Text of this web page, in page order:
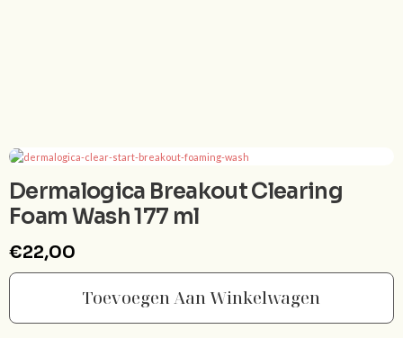
Dermalogica Breakout Clearing
Foam Wash 177 ml
€22,00
Toevoegen Aan Winkelwagen